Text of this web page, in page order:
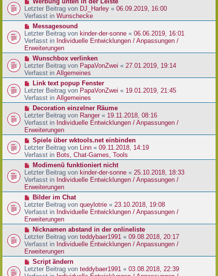
r
a
g
B
e
i
r
a
g
e
u
e
r
B
e
i
r
a
g
Letzter Beitrag von DJ_Harley « 06.09.2019, 16:00
Verfasst in Wunschecke
N
e
u
e
r
B
e
i
r
a
g
Messagesound
Letzter Beitrag von kinder-der-sonne « 06.06.2019, 16:01
Verfasst in Individuelle Entwicklungen / Anpassungen /
Erweiterungen
N
e
u
e
r
B
e
t
r
a
g
Wunschbox verlinken
Letzter Beitrag von PapaVonZwei « 27.01.2019, 19:14
Verfasst in Allgemeines
N
e
u
e
r
B
e
i
r
a
g
Link text popup Fenster
Letzter Beitrag von PapaVonZwei « 19.01.2019, 21:45
Verfasst in Allgemeines
N
e
u
e
r
B
e
i
r
a
g
Decoration einzelner Räume
Letzter Beitrag von Ranger « 19.11.2018, 08:16
Verfasst in Individuelle Entwicklungen / Anpassungen /
Erweiterungen
N
e
u
e
r
B
e
i
r
a
g
Spiele über wktools.net einbinden
Letzter Beitrag von Linn « 09.11.2018, 14:19
Verfasst in Bots, Chat-Games, Tools
N
e
u
e
r
B
e
i
t
a
g
Modimenü funktioniert nicht
Letzter Beitrag von kinder-der-sonne « 25.10.2018, 18:33
Verfasst in Individuelle Entwicklungen / Anpassungen /
Erweiterungen
N
e
u
e
r
B
e
i
t
a
Bilder im Chat
Letzter Beitrag von queylotrie « 23.10.2018, 19:08
Verfasst in Individuelle Entwicklungen / Anpassungen /
Erweiterungen
N
e
u
e
r
B
e
Nicknamen abstand in der onlineliste
Letzter Beitrag von teddybaer1991 « 09.08.2018, 20:17
Verfasst in Individuelle Entwicklungen / Anpassungen /
Erweiterungen
N
e
Script ändern
Letzter Beitrag von teddybaer1991 « 03.08.2018, 22:39